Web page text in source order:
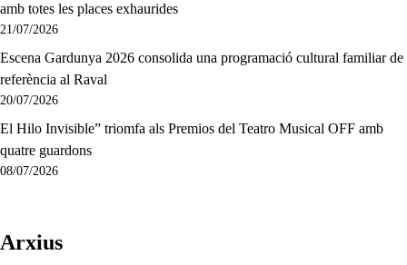
amb totes les places exhaurides
21/07/2026
Escena Gardunya 2026 consolida una programació cultural familiar de
referència al Raval
20/07/2026
El Hilo Invisible” triomfa als Premios del Teatro Musical OFF amb
quatre guardons
08/07/2026
Arxius